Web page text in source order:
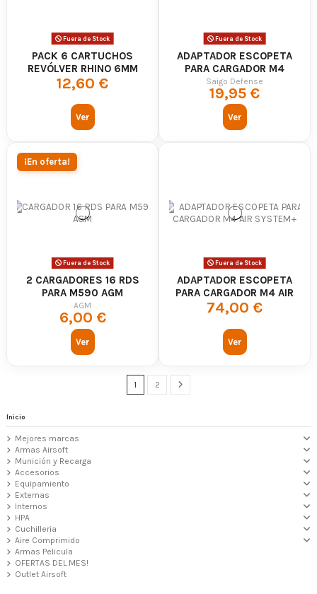
Fuera de Stock
PACK 6 CARTUCHOS
REVÓLVER RHINO 6MM
12,60 €
Ver
Fuera de Stock
ADAPTADOR ESCOPETA
PARA CARGADOR M4
SAIGO
Saigo Defense
19,95 €
Ver
¡En oferta!
Fuera de Stock
2 CARGADORES 16 RDS
PARA M590 AGM
AGM
6,00 €
Ver
Fuera de Stock
ADAPTADOR ESCOPETA
PARA CARGADOR M4 AIR
SYSTEM+
74,00 €
Ver
1 2
Inicio
Mejores marcas
Armas Airsoft
Munición y Recarga
Accesorios
Equipamiento
Externas
Internos
HPA
Cuchilleria
Aire Comprimido
Armas Pelicula
OFERTAS DEL MES!
Outlet Airsoft